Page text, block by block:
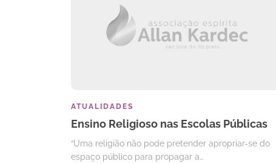
ATUALIDADES
Ensino Religioso nas Escolas Públicas
“Uma religião não pode pretender apropriar-se do
espaço público para propagar a…